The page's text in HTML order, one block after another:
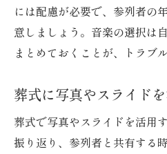
には配慮が必要で、参列者の
意しましょう。音楽の選択は
まとめておくことが、トラブ
葬式に写真やスライド
葬式で写真やスライドを活用
振り返り、参列者と共有する